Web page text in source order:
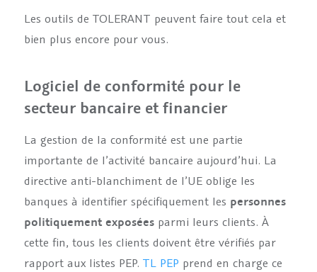
Les outils de TOLERANT peuvent faire tout cela et
bien plus encore pour vous.
Logiciel de conformité pour le
secteur bancaire et financier
La gestion de la conformité est une partie
importante de l’activité bancaire aujourd’hui. La
directive anti-blanchiment de l’UE oblige les
banques à identifier spécifiquement les personnes
politiquement exposéesparmi leurs clients. À
cette fin, tous les clients doivent être vérifiés par
rapport aux listes PEP. TL PEP prend en charge ce